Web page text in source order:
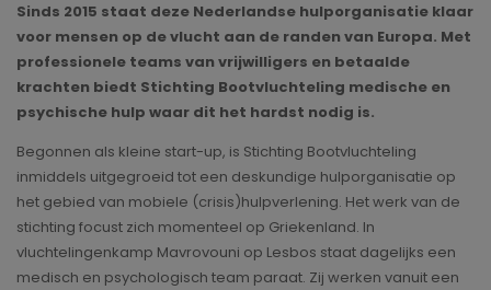
Sinds 2015 staat deze Nederlandse hulporganisatie klaar
voor mensen op de vlucht aan de randen van Europa. Met
professionele teams van vrijwilligers en betaalde
krachten biedt Stichting Bootvluchteling medische en
psychische hulp waar dit het hardst nodig is.
Begonnen als kleine start-up, is Stichting Bootvluchteling
inmiddels uitgegroeid tot een deskundige hulporganisatie op
het gebied van mobiele (crisis)hulpverlening. Het werk van de
stichting focust zich momenteel op Griekenland. In
vluchtelingenkamp Mavrovouni op Lesbos staat dagelijks een
medisch en psychologisch team paraat. Zij werken vanuit een